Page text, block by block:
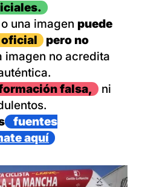
una imagen puede
pero no
imagen no acredita
falsa,
ni
fuentes
aquí